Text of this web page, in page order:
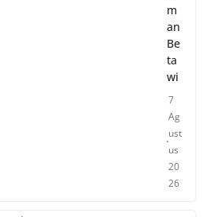
m
an
Be
ta
wi
7
Ag
ust
us
20
26